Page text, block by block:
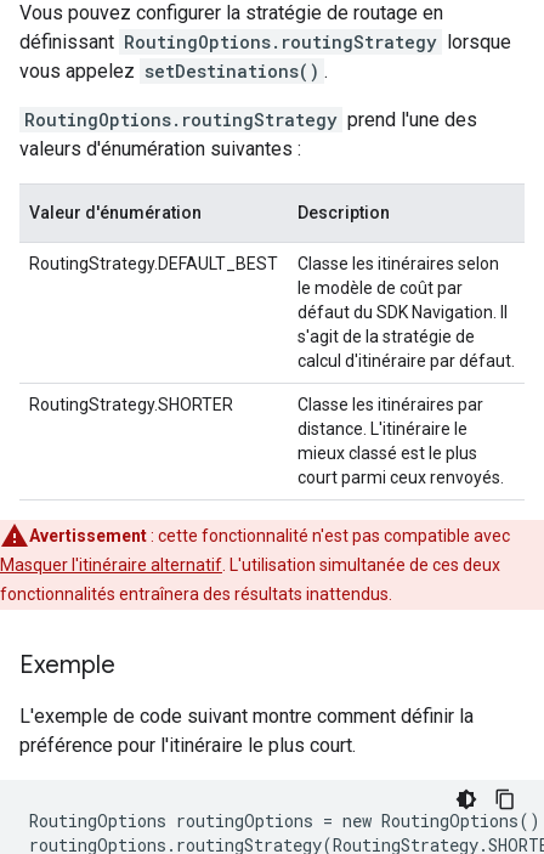
Vous pouvez configurer la stratégie de routage en
définissant RoutingOptions.routingStrategy lorsque
vous appelez setDestinations() .
RoutingOptions.routingStrategy prend l'une des
valeurs d'énumération suivantes :
Valeur d'énumération Description
RoutingStrategy.DEFAULT_BEST
Classe les itinéraires selon
le modèle de coût par
défaut du SDK Navigation. Il
s'agit de la stratégie de
calcul d'itinéraire par défaut.
RoutingStrategy.SHORTER
Classe les itinéraires par
distance. L'itinéraire le
mieux classé est le plus
court parmi ceux renvoyés.
Avertissement: cette fonctionnalité n'est pas compatible avec
Masquer l'itinéraire alternatif . L'utilisation simultanée de ces deux
fonctionnalités entraînera des résultats inattendus.
Exemple
L'exemple de code suivant montre comment définir la
préférence pour l'itinéraire le plus court.
RoutingOptions routingOptions = new